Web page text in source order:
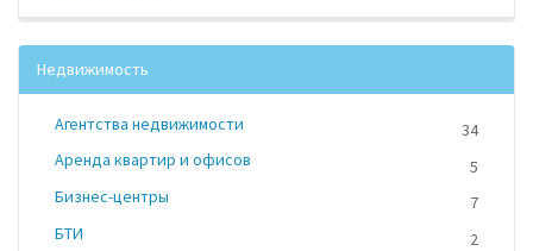
Недвижимость
Агентства недвижимости
34
Аренда квартир и офисов
5
Бизнес-центры
7
БТИ
2